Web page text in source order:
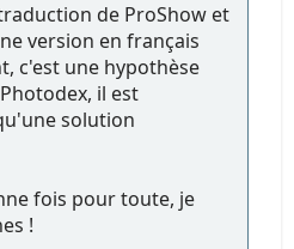
de ProShow et
version en français
c'est une hypothèse
il est
solution
fois pour toute, je
!